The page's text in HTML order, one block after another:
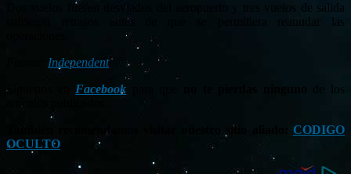
Dos vuelos fueron desviados del aeropuerto y tres vuelos de salida
sufrieron retrasos antes de que se permitiera reanudar las
Independent
Síguenos en Facebook
de los
También recomendamos visitar nuestro sitio aliado: CODIGO
OCULTO